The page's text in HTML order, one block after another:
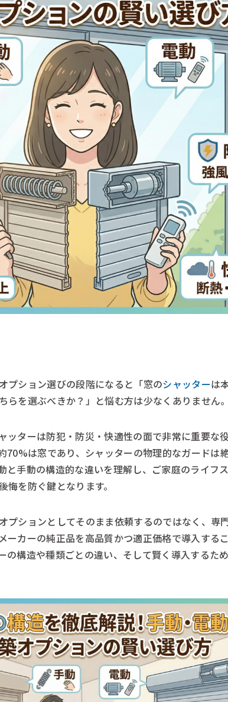
プション選びの段階になると「窓のシャッターは
らを選ぶべきか？」と悩む方は少なくありません。
ッターは防犯・防災・快適性の面で非常に重要な
70%は窓であり、シャッターの物理的なガードは
と手動の構造的な違いを理解し、ご家庭のライフ
を防ぐ鍵となります。
プションとしてそのまま依頼するのではなく、専
ーカーの純正品を高品質かつ適正価格で導入する
の構造や種類ごとの違い、そして賢く導入するた